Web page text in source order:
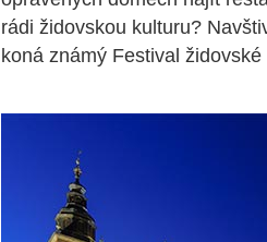
rádi židovskou kulturu?
koná známý Festival